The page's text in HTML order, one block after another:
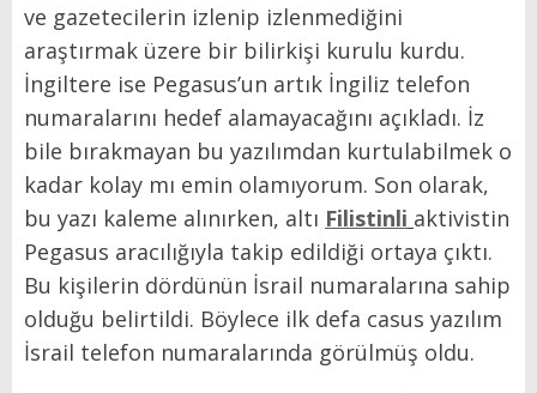
ve gazetecilerin izlenip izlenmediğini
araştırmak üzere bir bilirkişi kurulu kurdu.
İngiltere ise Pegasus’un artık İngiliz telefon
numaralarını hedef alamayacağını açıkladı. İz
bile bırakmayan bu yazılımdan kurtulabilmek o
kadar kolay mı emin olamıyorum. Son olarak,
bu yazı kaleme alınırken, altı Filistinli aktivistin
Pegasus aracılığıyla takip edildiği ortaya çıktı.
Bu kişilerin dördünün İsrail numaralarına sahip
olduğu belirtildi. Böylece ilk defa casus yazılım
İsrail telefon numaralarında görülmüş oldu.